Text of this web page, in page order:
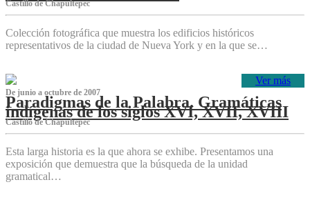
Castillo de Chapultepec
Colección fotográfica que muestra los edificios históricos
representativos de la ciudad de Nueva York y en la que se…
Ver más
De junio a octubre de 2007
Paradigmas de la Palabra. Gramáticas
indígenas de los siglos XVI, XVII, XVIII
Castillo de Chapultepec
Esta larga historia es la que ahora se exhibe. Presentamos una
exposición que demuestra que la búsqueda de la unidad
gramatical…